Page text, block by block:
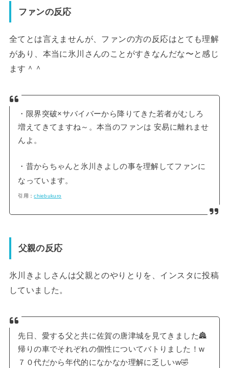
ファンの反応
全てとは言えませんが、ファンの方の反応はとても理解
があり、本当に氷川さんのことがすきなんだな〜と感じ
ます＾＾
・限界突破×サバイバーから降りてきた若者がむしろ
増えてきてますね～。本当のファンは 安易に離れませ
んよ。
・昔からちゃんと氷川きよしの事を理解してファンに
なっています。
引用：chiebukuro
父親の反応
氷川きよしさんは父親とのやりとりを、インスタに投稿
していました。
先日、愛する父と共に佐賀の唐津城を見てきました🏯
帰りの車でそれぞれの個性についてバトりました！w
７０代だから年代的になかなか理解に乏しいw🤣